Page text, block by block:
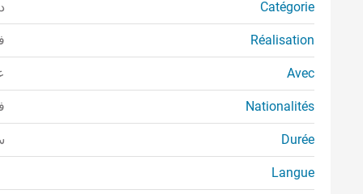
Catégorie
Réalisation
Avec
Nationalités
Durée
Langue